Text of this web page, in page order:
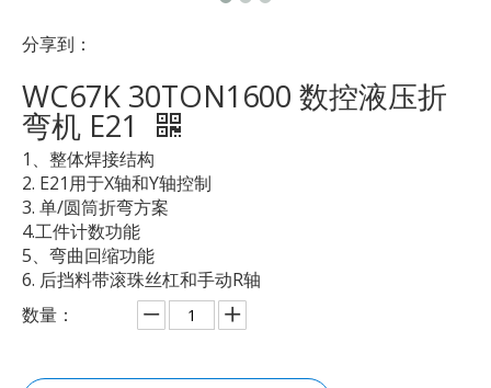
分享到：
WC67K 30TON1600 数控液压折
弯机 E21
1、整体焊接结构
2. E21用于X轴和Y轴控制
3. 单/圆筒折弯方案
4.工件计数功能
5、弯曲回缩功能
6. 后挡料带滚珠丝杠和手动R轴
数量：